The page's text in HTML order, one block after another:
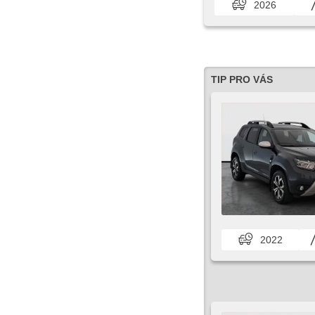
2026
TIP PRO VÁS
2022